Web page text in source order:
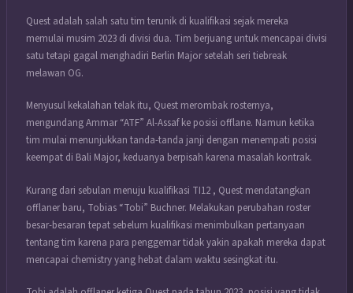
Quest adalah salah satu tim terunik di kualifikasi sejak mereka
memulai musim 2023 di divisi dua. Tim berjuang untuk mencapai divisi
satu tetapi gagal menghadiri Berlin Major setelah seri tiebreak
melawan OG.
Menyusul kekalahan telak itu, Quest merombak rosternya,
mengundang Ammar “ATF” Al-Assaf ke posisi offlane. Namun ketika
tim mulai menunjukkan tanda-tanda janji dengan menempati posisi
keempat di Bali Major, keduanya berpisah karena masalah kontrak.
Kurang dari sebulan menuju kualifikasi TI12 , Quest mendatangkan
offlaner baru, Tobias “Tobi” Buchner. Melakukan perubahan roster
besar-besaran tepat sebelum kualifikasi menimbulkan pertanyaan
tentang tim karena para penggemar tidak yakin apakah mereka dapat
mencapai chemistry yang hebat dalam waktu sesingkat itu.